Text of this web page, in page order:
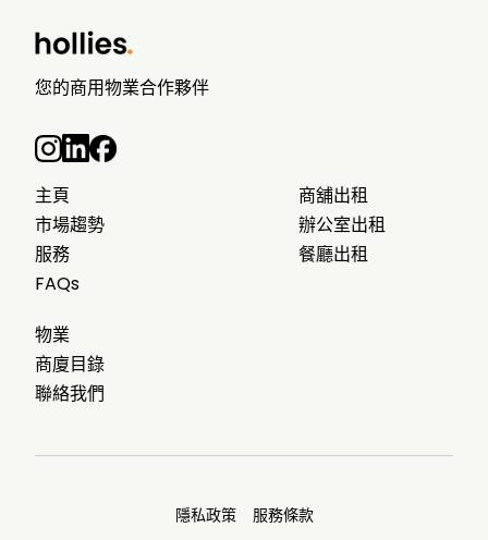
您的商用物業合作夥伴
主頁
市場趨勢
服務
FAQs
商舖出租
辦公室出租
餐廳出租
物業
商廈目錄
聯絡我們
隱私政策
服務條款